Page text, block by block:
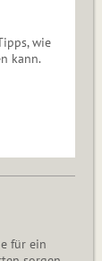
wie
kann.
für ein